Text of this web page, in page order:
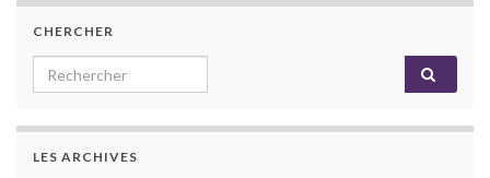
CHERCHER
Search for:
LES ARCHIVES